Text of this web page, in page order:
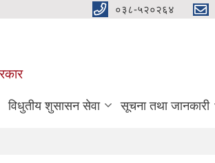
०३८-५२०२६४
विधुतीय शुसासन सेवा सूचना तथा जानकारी